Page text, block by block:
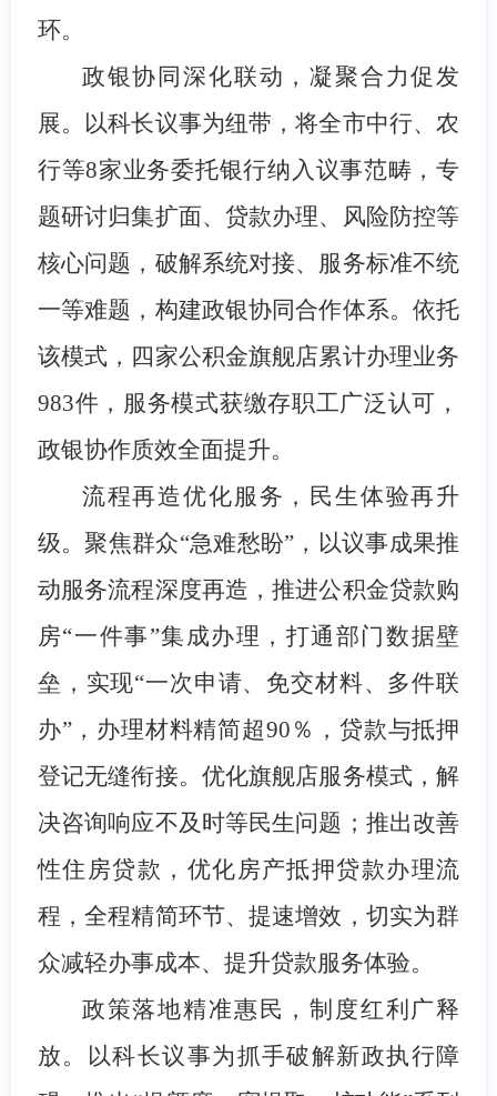
环。
政银协同深化联动，凝聚合力促发
展。
以科长议事为纽带，将全市中行、农
行等8家业务委托银行纳入议事范畴，专
题研讨归集扩面、贷款办理、风险防控等
核心问题，破解系统对接、服务标准不统
一等难题，构建政银协同合作体系。依托
该模式，四家公积金旗舰店累计办理业务
983件，服务模式获缴存职工广泛认可，
政银协作质效全面提升。
流程再造优化服务，民生体验再升
级。 聚焦群众“急难愁盼”，以议事成果推
动服务流程深度再造，推进公积金贷款购
房“一件事”集成办理，打通部门数据壁
垒，实现“一次申请、免交材料、多件联
办”，办理材料精简超90％，贷款与抵押
登记无缝衔接。优化旗舰店服务模式，解
决咨询响应不及时等民生问题；推出改善
性住房贷款，优化房产抵押贷款办理流
程，全程精简环节、提速增效，切实为群
众减轻办事成本、提升贷款服务体验。
政策落地精准惠民，制度红利广释
放。
以科长议事为抓手破解新政执行障